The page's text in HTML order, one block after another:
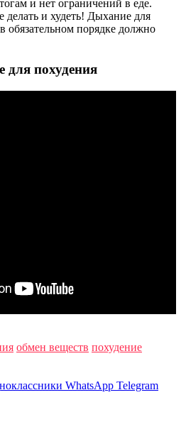
и нет ограничений в еде.
делать и худеть! Дыхание для
обязательном порядке должно
похудения
обмен веществ похудение
WhatsApp Telegram